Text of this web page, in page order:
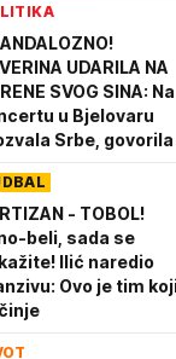
UDARILA NA
SVOG SINA: Na
u Bjelovaru
Srbe, govorila
- TOBOL!
beli, sada se
Ilić naredio
Ovo je tim